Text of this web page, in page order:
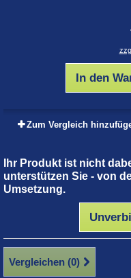
In den
Zum Vergleich
Ihr Produkt ist nicht
unterstützen Sie - von
Umsetzung.
Vergleichen (0)